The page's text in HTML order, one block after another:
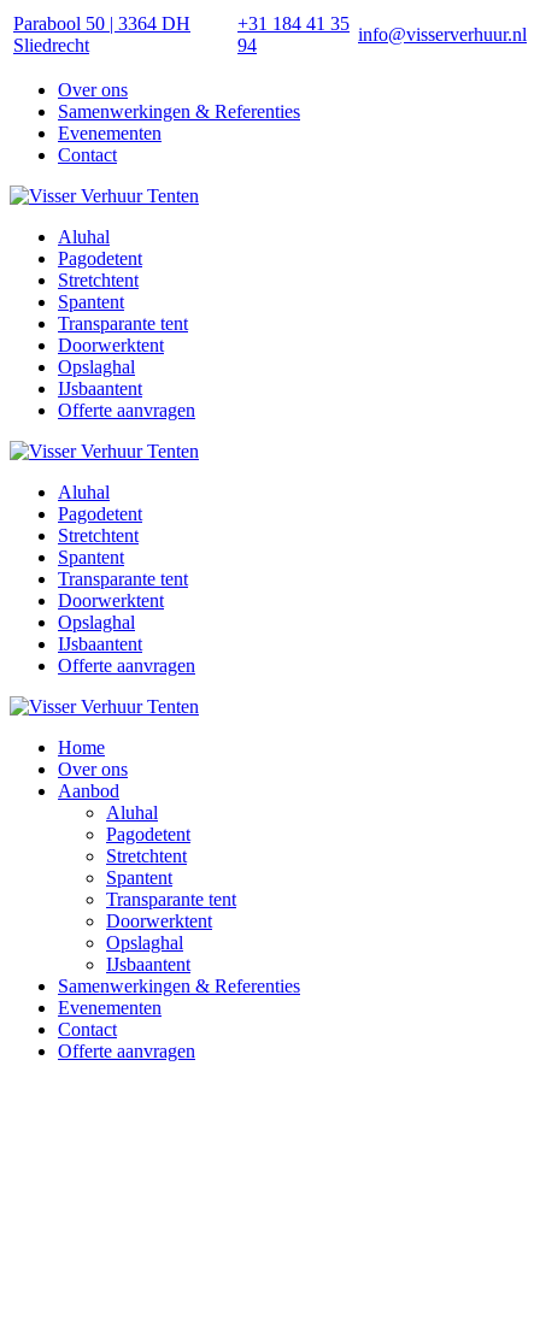
Parabool 50 | 3364 DH
Sliedrecht
+31 184 41 35
94
info@visserverhuur.nl
Over ons
Samenwerkingen & Referenties
Evenementen
Contact
Aluhal
Pagodetent
Stretchtent
Spantent
Transparante tent
Doorwerktent
Opslaghal
IJsbaantent
Offerte aanvragen
Aluhal
Pagodetent
Stretchtent
Spantent
Transparante tent
Doorwerktent
Opslaghal
IJsbaantent
Offerte aanvragen
Home
Over ons
Aanbod
Aluhal
Pagodetent
Stretchtent
Spantent
Transparante tent
Doorwerktent
Opslaghal
IJsbaantent
Samenwerkingen & Referenties
Evenementen
Contact
Offerte aanvragen